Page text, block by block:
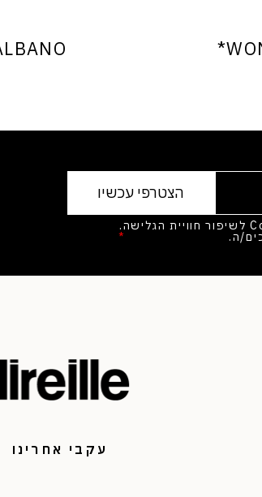
אנו משתמשים בקבצי Cookies לשיפור חוויית הגלישה.
ה. *
עקבי אחרינו